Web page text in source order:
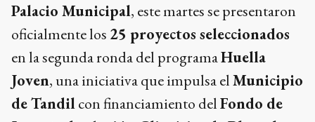
Palacio Municipal, este martes se presentaron
oficialmente los 25 proyectos seleccionados
en la segunda ronda del programaHuella
Joven, una iniciativa que impulsa elMunicipio
de Tandilcon financiamiento delFondo de